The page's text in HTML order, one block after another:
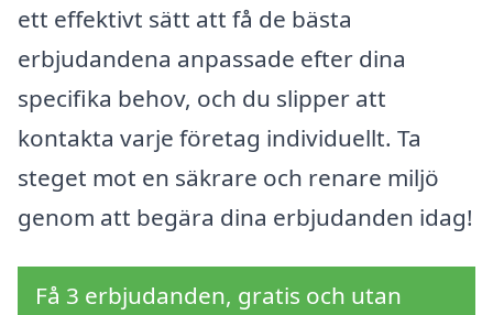
ett effektivt sätt att få de bästa
erbjudandena anpassade efter dina
specifika behov, och du slipper att
kontakta varje företag individuellt. Ta
steget mot en säkrare och renare miljö
genom att begära dina erbjudanden idag!
Få 3 erbjudanden, gratis och utan